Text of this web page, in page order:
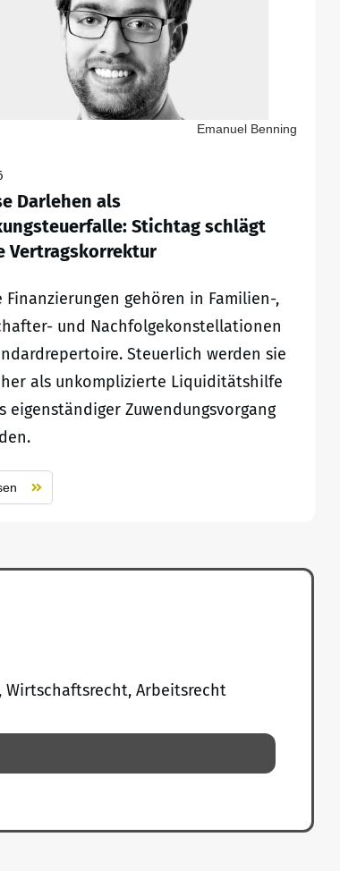
Emanuel Benning
Darlehen als
Stichtag schlägt
Vertragskorrektur
Finanzierungen gehören in Familien-,
und Nachfolgekonstellationen
Steuerlich werden sie
als unkomplizierte Liquiditätshilfe
eigenständiger Zuwendungsvorgang
Arbeitsrecht